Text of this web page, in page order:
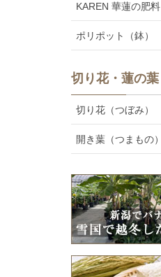
KAREN 華蓮の肥料
ポリポット（鉢）
切り花・蓮の葉
切り花（つぼみ）
開き葉（つまもの）